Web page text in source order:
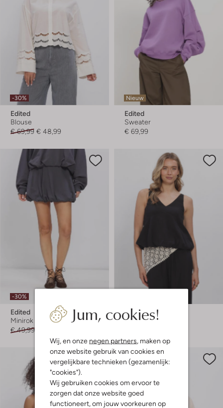
Jum, cookies!
Wij, en onze negen partners, maken op
onze website gebruik van cookies en
vergelijkbare technieken (gezamenlijk:
"cookies").
Wij gebruiken cookies om ervoor te
zorgen dat onze website goed
functioneert, om jouw voorkeuren op
-30%
Edited
Blouse
€ 69,99 € 48,99
Nieuw
Edited
Sweater
€ 69,99
-30%
Edited
Minirok
€ 49,99
Edited
Top